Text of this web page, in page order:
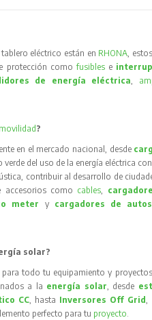
eléctrico están en RHONA,
protección comofusibles e
de energía eléctrica,
?
en el mercado nacional, desde
del uso de la energía eléctrica
contribuir al desarrollo de
accesorios como cables,
meter y cargadores de autos
solar?
todo tu equipamiento y
a la energía solar, desde
CC, hasta Inversores Off Grid,
perfecto para tu proyecto.